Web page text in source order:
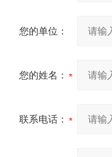
您的单位：
您的姓名：
联系电话：